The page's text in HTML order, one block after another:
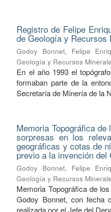
Registro de Felipe
de Geología y Recursos
Godoy Bonnet, Felipe
Geología y Recursos
En el año 1993 el
formaban parte de la
Secretaría de Minería de la
Memoria Topográfica
sorpresas en los
geográficas y cotas de
previo a la invención
Godoy Bonnet, Felipe
Geología y Recursos
Memoria Topográfica de
Godoy Bonnet, con fecha
realizada por el Jefe del